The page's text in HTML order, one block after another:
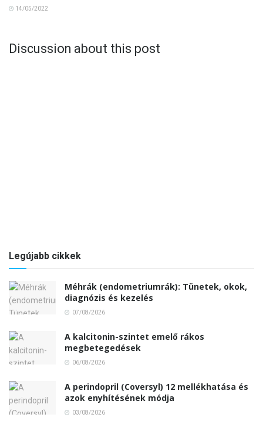
14/05/2022
Discussion about this post
Legújabb cikkek
Méhrák (endometriumrák): Tünetek, okok,
diagnózis és kezelés
07/08/2026
A kalcitonin-szintet emelő rákos
megbetegedések
06/08/2026
A perindopril (Coversyl) 12 mellékhatása és
azok enyhítésének módja
03/08/2026